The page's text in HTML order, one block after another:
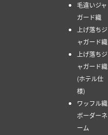
毛違いジャ
ガード織
上げ落ちジ
ャガード織
上げ落ちジ
ャガード織
(ホテル仕
様)
ワッフル織
ボーダーネ
ーム